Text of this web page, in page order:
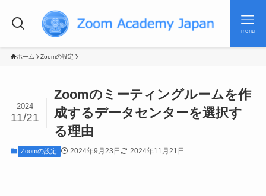
menu
ホーム Zoomの設定
Zoomのミーティングルームを作
成するデータセンターを選択す
る理由
2024
11/21
Zoomの設定 2024年9月23日 2024年11月21日